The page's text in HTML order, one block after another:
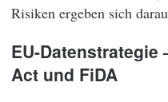
Risiken ergeben sich
EU-Datenstrategie
Act und FiDA